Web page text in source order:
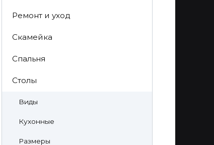
Ремонт и уход
Скамейка
Спальня
Столы
Виды
Кухонные
Размеры